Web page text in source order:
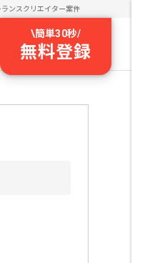
ランスクリエイター案件
\簡単30秒/
無料登録